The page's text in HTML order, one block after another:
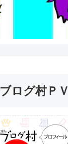
ブログ村ＰＶ